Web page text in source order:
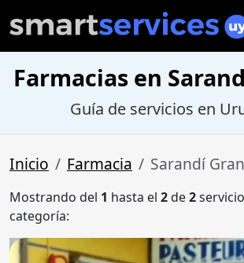
Farmacias en
Guía de servicios en
Inicio Farmacia Sarandí
Mostrando del 1 hasta el 2de2
categoría: